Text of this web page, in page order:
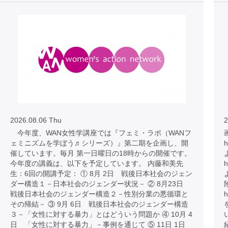
2026.08.06 Thu
今年度、WAN女性学講座では『フェミ・ラボ（WANフ
ェミニズムを学ぼう♬シリーズ）』第二期を企画し、開
催しています。毎月 第一日曜日の18時からの開催です。
今年度の講義は、以下を予定しています。 内藤和美先
生：6回の開講予定： ① 8月 2日 戦後日本社会のジェン
ダー構造１－日本社会のジェンダー状況－ ② 8月23日
戦後日本社会のジェンダー構造２－性別分業の悪循環と
その帰結－ ③ 9月 6日 戦後日本社会のジェンダー構造
３－「女性に対する暴力」とはどういう問題か ④ 10月 4
日 「女性に対する暴力」－事例を通じて ⑤ 11日 1日